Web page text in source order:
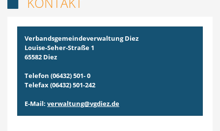
Verbandsgemeindeverwaltung Diez
Louise-Seher-Straße 1
65582 Diez
Telefon (06432) 501- 0
Telefax (06432) 501-242
E-Mail: verwaltung@vgdiez.de